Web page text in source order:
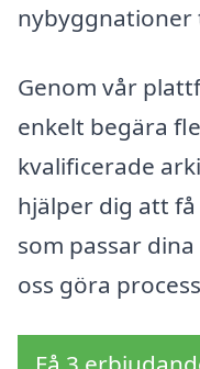
Genom vår
enkelt begära
kvalificerade
hjälper dig att
som passar
oss göra